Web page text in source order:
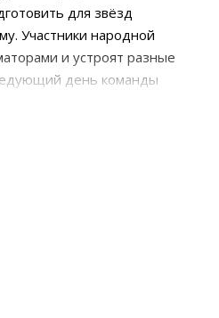
для звёзд
Участники народной
и устроят разные
день команды
бочек. Участникам нужно